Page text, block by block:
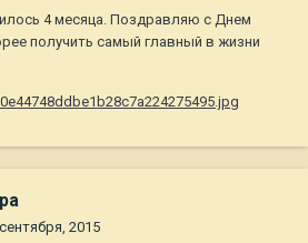
4 месяца. Поздравляю с Днем
получить самый главный в жизни
2015